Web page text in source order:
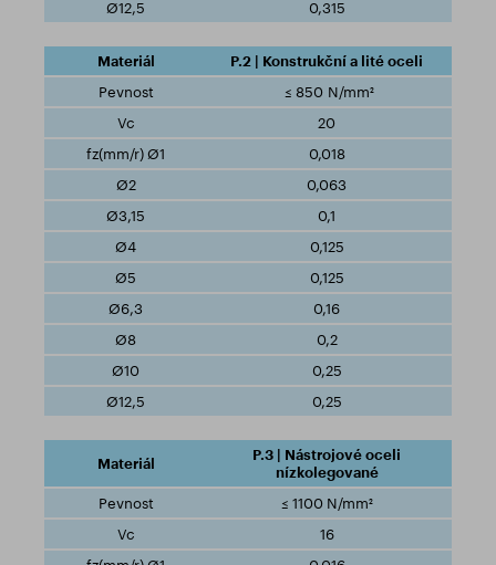
0,315
P.2 | Konstrukční a lité oceli
≤ 850 N/mm²
20
0,018
0,063
0,1
0,125
0,125
0,16
0,2
0,25
0,25
P.3 | Nástrojové oceli
nízkolegované
≤ 1100 N/mm²
16